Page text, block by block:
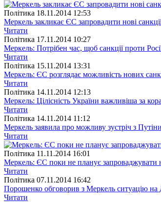
Полiтика 18.11.2014 12:53
Меркель закликає ЄС запровадити нові
Читати
Полiтика 17.11.2014 10:27
Меркель: Потрібен час, щоб санкції проти
Читати
Полiтика 15.11.2014 13:31
Меркель: ЄС розглядає можливість нових
Читати
Полiтика 14.11.2014 12:13
Меркель: Цілісність України важливіша за
Читати
Полiтика 14.11.2014 11:12
Меркель заявила про можливу зустріч з
Читати
Полiтика 11.11.2014 16:01
Меркель: ЄС поки не планує запроваджувати
Читати
Полiтика 07.11.2014 16:42
Порошенко обговорив з Меркель ситуацію на
Читати